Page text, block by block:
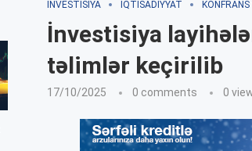
İNVESTISIYA İQTISADIYYAT
İnvestisiya
təlimlər keçirilib
17/10/2025 0 comments 0